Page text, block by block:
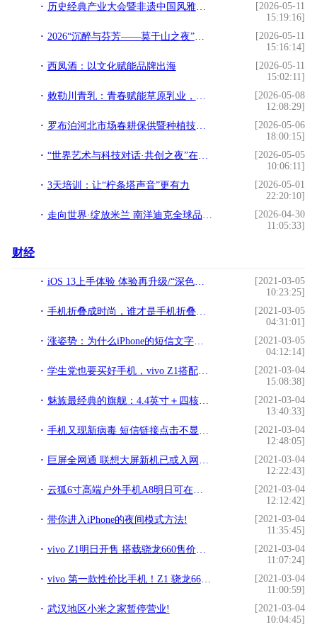
历史经典产业大会暨非遗中国风雅颂活动在浙江举办
[2026-05-11
15:19:16]
2026“沉醉与芬芳——莫干山之夜”成功举办
[2026-05-11
15:16:14]
西凤酒：以文化赋能品牌出海
[2026-05-11
15:02:11]
敕勒川青乳：青春赋能草原乳业，培华学子书写乡村振兴新答卷
[2026-05-08
12:08:29]
罗布泊河北市场春耕保供暨种植技术交流会举办
[2026-05-06
18:00:15]
“世界艺术与科技对话·共创之夜”在京圆满落幕
[2026-05-05
10:06:11]
3天培训：让“柠条塔声音”更有力
[2026-05-01
22:20:10]
走向世界·绽放米兰 南洋迪克全球品牌战略发布
[2026-04-30
11:05:33]
财经
iOS 13上手体验 体验再升级/“深色模式”不是唯一亮点!
[2021-03-05
10:23:25]
手机折叠成时尚，谁才是手机折叠之王？结局在意料之中!
[2021-03-05
04:31:01]
涨姿势：为什么iPhone的短信文字有的是蓝色，有的是绿色？!
[2021-03-05
04:12:14]
学生党也要买好手机，vivo Z1搭配660+4GB一直不卡顿！!
[2021-03-04
15:08:38]
魅族最经典的旗舰：4.4英寸＋四核，超美开机！感动!
[2021-03-04
13:40:33]
手机又现新病毒 短信链接点击不显示也能中病毒!
[2021-03-04
12:48:05]
巨屏全网通 联想大屏新机已或入网许可!
[2021-03-04
12:22:43]
云狐6寸高端户外手机A8明日可在官网预定!
[2021-03-04
12:12:42]
带你进入iPhone的夜间模式方法!
[2021-03-04
11:35:45]
vivo Z1明日开售 搭载骁龙660售价仅千元!
[2021-03-04
11:07:24]
vivo 第一款性价比手机！Z1 骁龙660售价1798元！!
[2021-03-04
11:00:59]
武汉地区小米之家暂停营业!
[2021-03-04
10:04:45]